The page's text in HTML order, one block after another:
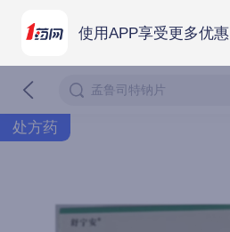
使用APP享受更多优惠
孟鲁司特钠片
处方药